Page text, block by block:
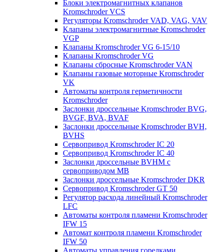
Блоки электромагнитных клапанов
Kromschroder VCS
Регуляторы Kromschroder VAD, VAG, VAV
Клапаны электромагнитные Kromschroder
VGP
Клапаны Kromschroder VG 6-15/10
Клапаны Kromschroder VG
Клапаны сбросные Kromschroder VAN
Клапаны газовые моторные Kromschroder
VK
Автоматы контроля герметичности
Kromschroder
Заслонки дроссельные Kromschroder BVG,
BVGF, BVA, BVAF
Заслонки дроссельные Kromschroder BVH,
BVHS
Сервопривод Kromschroder IC 20
Сервопривод Kromschroder IC 40
Заслонки дроссельные BVHM с
сервоприводом МВ
Заслонки дроссельные Kromschroder DKR
Cервопривод Kromschroder GT 50
Регулятор расхода линейный Kromschroder
LFC
Автоматы контроля пламени Kromschroder
IFW 15
Автомат контроля пламени Kromschroder
IFW 50
Автоматы управления горелками